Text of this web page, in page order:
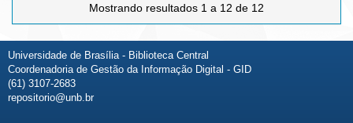
Mostrando resultados 1 a 12 de 12
Universidade de Brasília - Biblioteca Central
Coordenadoria de Gestão da Informação Digital - GID
(61) 3107-2683
repositorio@unb.br